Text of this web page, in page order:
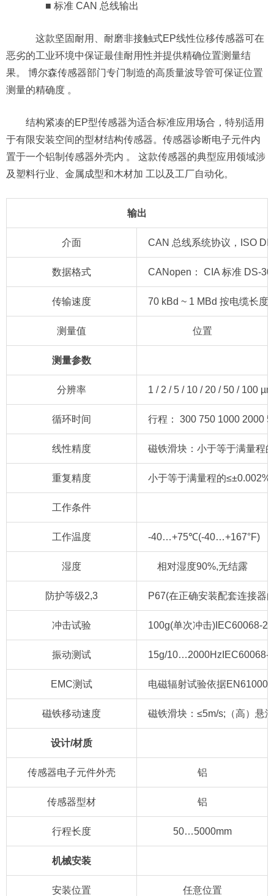
■ 标准 CAN 总线输出
这款坚固耐用、耐磨非接触式EP线性位移传感器可在
恶劣的工业环境中保证最佳耐用性并提供精确位置测量结
果。 博尔森传感器部门专门制造的高质量波导管可保证位置
测量的精确度 。
结构紧凑的EP型传感器为适合标准应用场合，特别适用
于有限安装空间的型材结构传感器。传感器诊断电子元件内
置于一个铝制传感器外壳内 。 这款传感器的典型应用领域涉
及塑料行业、金属成型和木材加 工以及工厂自动化。
输出
介面 CAN 总线系统协议，ISO
数据格式 CANopen： CIA 标准 DS-
传输速度 70 kBd ~ 1 MBd 按电缆长度
测量值 位置
测量参数
分辨率 1 / 2 / 5 / 10 / 20 / 50 / 100 µm
循环时间 行程： 300 750 1000 2000
线性精度 磁铁滑块：小于等于满量程
重复精度 小于等于满量程的
工作条件
工作温度 -40…+75℃(-40…+167°F)
湿度 相对湿度90%,无结露
防护等级2,3 P67(在正确安装配套连接器
冲击试验 100g(单次冲击)IEC60068-2-
振动测试 15g/10…2000HzIEC60068-
EMC测试 电磁辐射试验依据
磁铁移动速度 磁铁滑块：≤5m/s;（高）悬
设计/材质
传感器电子元件外壳 铝
传感器型材 铝
行程长度 50…5000mm
机械安装
安装位置 任意位置